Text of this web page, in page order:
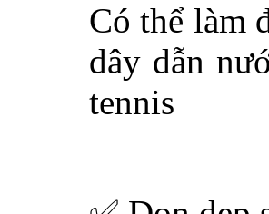
Có thể làm
dây dẫn
tennis